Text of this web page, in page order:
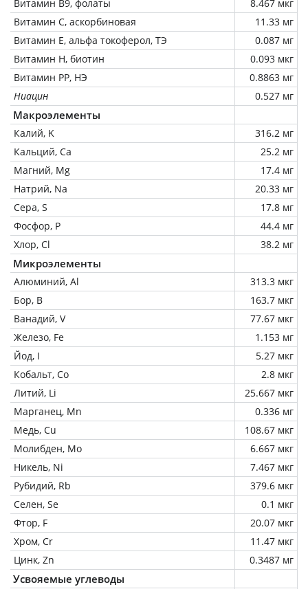
Витамин В9, фолаты
8.467 мкг
Витамин C, аскорбиновая
11.33 мг
Витамин Е, альфа токоферол, ТЭ
0.087 мг
Витамин Н, биотин
0.093 мкг
Витамин РР, НЭ
0.8863 мг
Ниацин
0.527 мг
Макроэлементы
Калий, K
316.2 мг
Кальций, Ca
25.2 мг
Магний, Mg
17.4 мг
Натрий, Na
20.33 мг
Сера, S
17.8 мг
Фосфор, P
44.4 мг
Хлор, Cl
38.2 мг
Микроэлементы
Алюминий, Al
313.3 мкг
Бор, B
163.7 мкг
Ванадий, V
77.67 мкг
Железо, Fe
1.153 мг
Йод, I
5.27 мкг
Кобальт, Co
2.8 мкг
Литий, Li
25.667 мкг
Марганец, Mn
0.336 мг
Медь, Cu
108.67 мкг
Молибден, Mo
6.667 мкг
Никель, Ni
7.467 мкг
Рубидий, Rb
379.6 мкг
Селен, Se
0.1 мкг
Фтор, F
20.07 мкг
Хром, Cr
11.47 мкг
Цинк, Zn
0.3487 мг
Усвояемые углеводы